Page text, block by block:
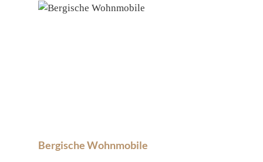
Produktgalerie überspringen
Bergische Wohnmobile